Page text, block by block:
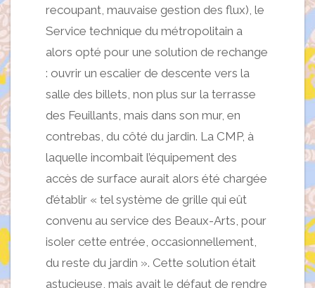
recoupant, mauvaise gestion des flux), le
Service technique du métropolitain a
alors opté pour une solution de rechange
: ouvrir un escalier de descente vers la
salle des billets, non plus sur la terrasse
des Feuillants, mais dans son mur, en
contrebas, du côté du jardin. La CMP, à
laquelle incombait l’équipement des
accès de surface aurait alors été chargée
d’établir « tel système de grille qui eût
convenu au service des Beaux-Arts, pour
isoler cette entrée, occasionnellement,
du reste du jardin ». Cette solution était
astucieuse, mais avait le défaut de rendre